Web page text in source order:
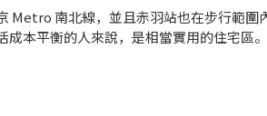
Metro 南北線，並且赤羽站也在步行範圍
成本平衡的人來說，是相當實用的住宅區。